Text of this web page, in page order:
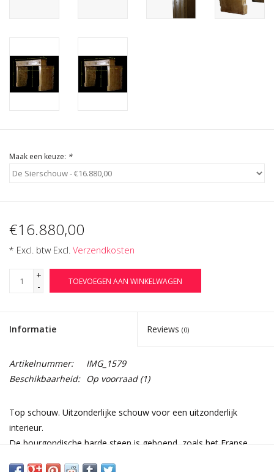
Maak een keuze: *
€16.880,00
* Excl. btw Excl. Verzendkosten
+
-
TOEVOEGEN AAN WINKELWAGEN
Informatie Reviews (0)
Artikelnummer:
IMG_1579
Beschikbaarheid: Op voorraad(1)
Top schouw. Uitzonderlijke schouw voor een uitzonderlijk
interieur.
De bourgondische harde steen is geboend, zoals het Franse